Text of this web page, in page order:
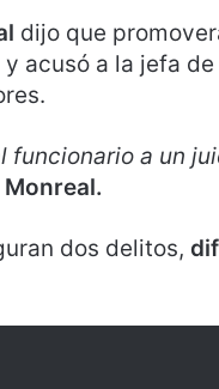
dijo que
acusó a la jefa
funcionario a un
dos delitos,